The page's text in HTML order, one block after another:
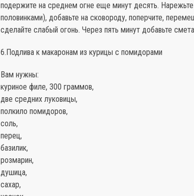
подержите на среднем огне еще минут десять.
половинками), добавьте на сковороду, поперчите,
сделайте слабый огонь. Через пять минут добавьте
6.Подлива к макаронам из курицы с помидорами
Вам нужны:
куриное филе, 300 граммов,
две средних луковицы,
полкило помидоров,
соль,
перец,
базилик,
розмарин,
душица,
сахар,